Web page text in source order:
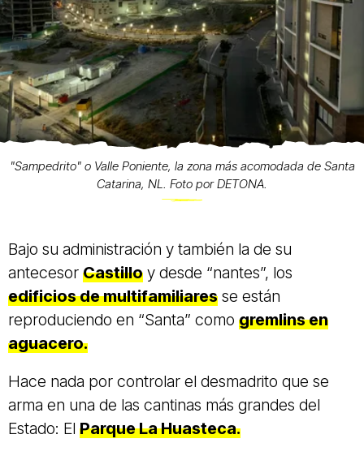
"Sampedrito" o Valle Poniente, la zona más acomodada de Santa
Catarina, NL. Foto por DETONA.
Bajo su administración y también la de su
antecesor Castillo y desde “nantes”, los
edificios de multifamiliares se están
reproduciendo en “Santa” como gremlins en
aguacero.
Hace nada por controlar el desmadrito que se
arma en una de las cantinas más grandes del
Estado: El Parque La Huasteca.